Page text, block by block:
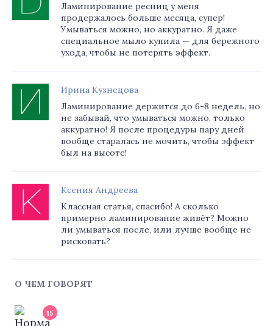
Ламинирование ресниц у меня
продержалось больше месяца, супер!
Умываться можно, но аккуратно. Я даже
специальное мыло купила — для бережного
ухода, чтобы не потерять эффект.
Ирина Кузнецова
Ламинирование держится до 6-8 недель, но
не забывай, что умываться можно, только
аккуратно! Я после процедуры пару дней
вообще старалась не мочить, чтобы эффект
был на высоте!
Ксения Андреева
Классная статья, спасибо! А сколько
примерно ламинирование живёт? Можно
ли умываться после, или лучше вообще не
рисковать?
О ЧЕМ ГОВОРЯТ
15